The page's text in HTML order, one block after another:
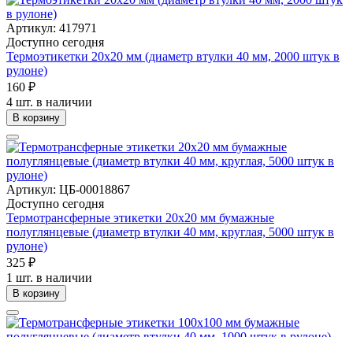
Артикул: 417971
Доступно сегодня
Термоэтикетки 20х20 мм (диаметр втулки 40 мм, 2000 штук в
рулоне)
160 ₽
4 шт. в наличии
В корзину
Артикул: ЦБ-00018867
Доступно сегодня
Термотрансферные этикетки 20х20 мм бумажные
полуглянцевые (диаметр втулки 40 мм, круглая, 5000 штук в
рулоне)
325 ₽
1 шт. в наличии
В корзину